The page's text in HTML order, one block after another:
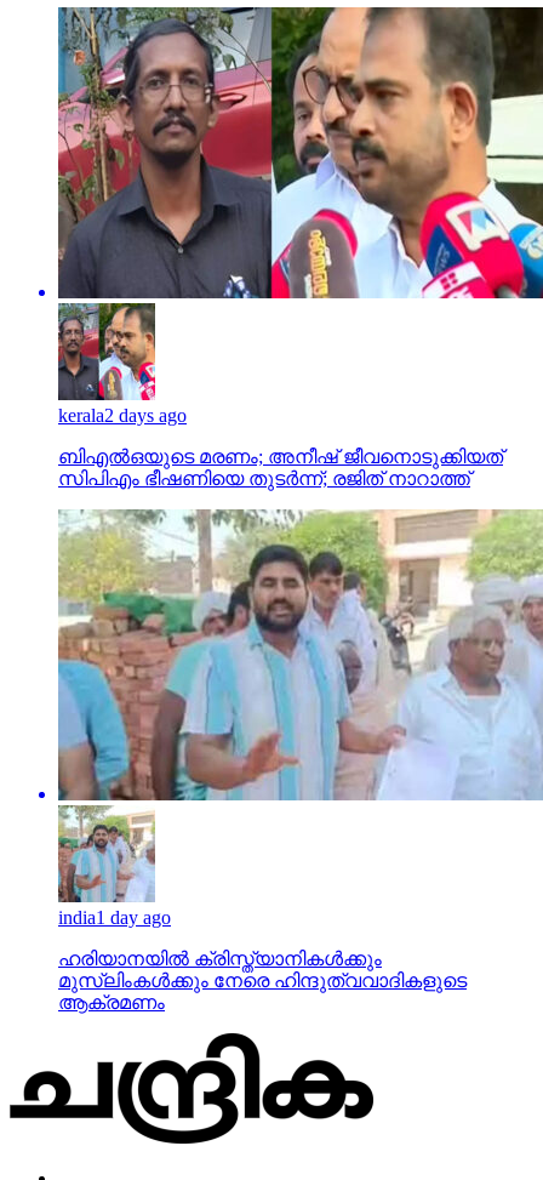
kerala2 days ago
ബിഎല്‍ഒയുടെ മരണം; അനീഷ് ജീവനൊടുക്കിയത്
സിപിഎം ഭീഷണിയെ തുടര്‍ന്ന്; രജിത് നാറാത്ത്
india1 day ago
ഹരിയാനയില്‍ ക്രിസ്ത്യാനികള്‍ക്കും
മുസ്‌ലിംകള്‍ക്കും നേരെ ഹിന്ദുത്വവാദികളുടെ
ആക്രമണം